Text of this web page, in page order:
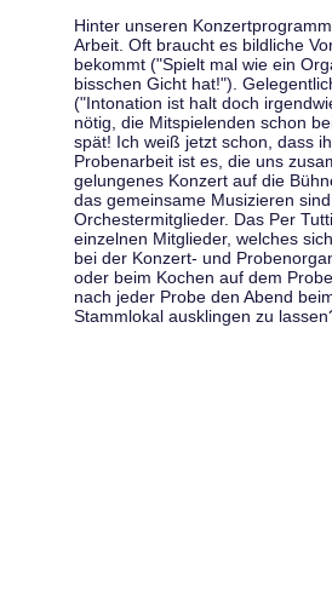
Hinter unseren
Arbeit. Oft braucht es bildliche
bekommt ("Spielt mal wie ein
bisschen Gicht hat!").
("Intonation ist halt doch
nötig, die Mitspielenden schon
spät! Ich weiß jetzt schon, dass
Probenarbeit ist es, die uns
gelungenes Konzert auf die
das gemeinsame Musizieren
Orchestermitglieder. Das Per
einzelnen Mitglieder, welches
bei der Konzert- und
oder beim Kochen auf dem
nach jeder Probe den Abend
Stammlokal ausklingen zu